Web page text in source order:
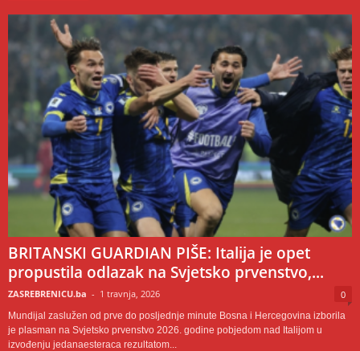
BRITANSKI GUARDIAN PIŠE: Italija je opet
propustila odlazak na Svjetsko prvenstvo,...
ZASREBRENICU.ba - 1 travnja, 2026 0
Mundijal zaslužen od prve do posljednje minute Bosna i Hercegovina izborila
je plasman na Svjetsko prvenstvo 2026. godine pobjedom nad Italijom u
izvođenju jedanaesteraca rezultatom...